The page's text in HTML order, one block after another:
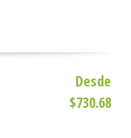
Desde
$730.68